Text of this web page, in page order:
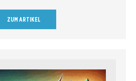
ZUM ARTIKEL